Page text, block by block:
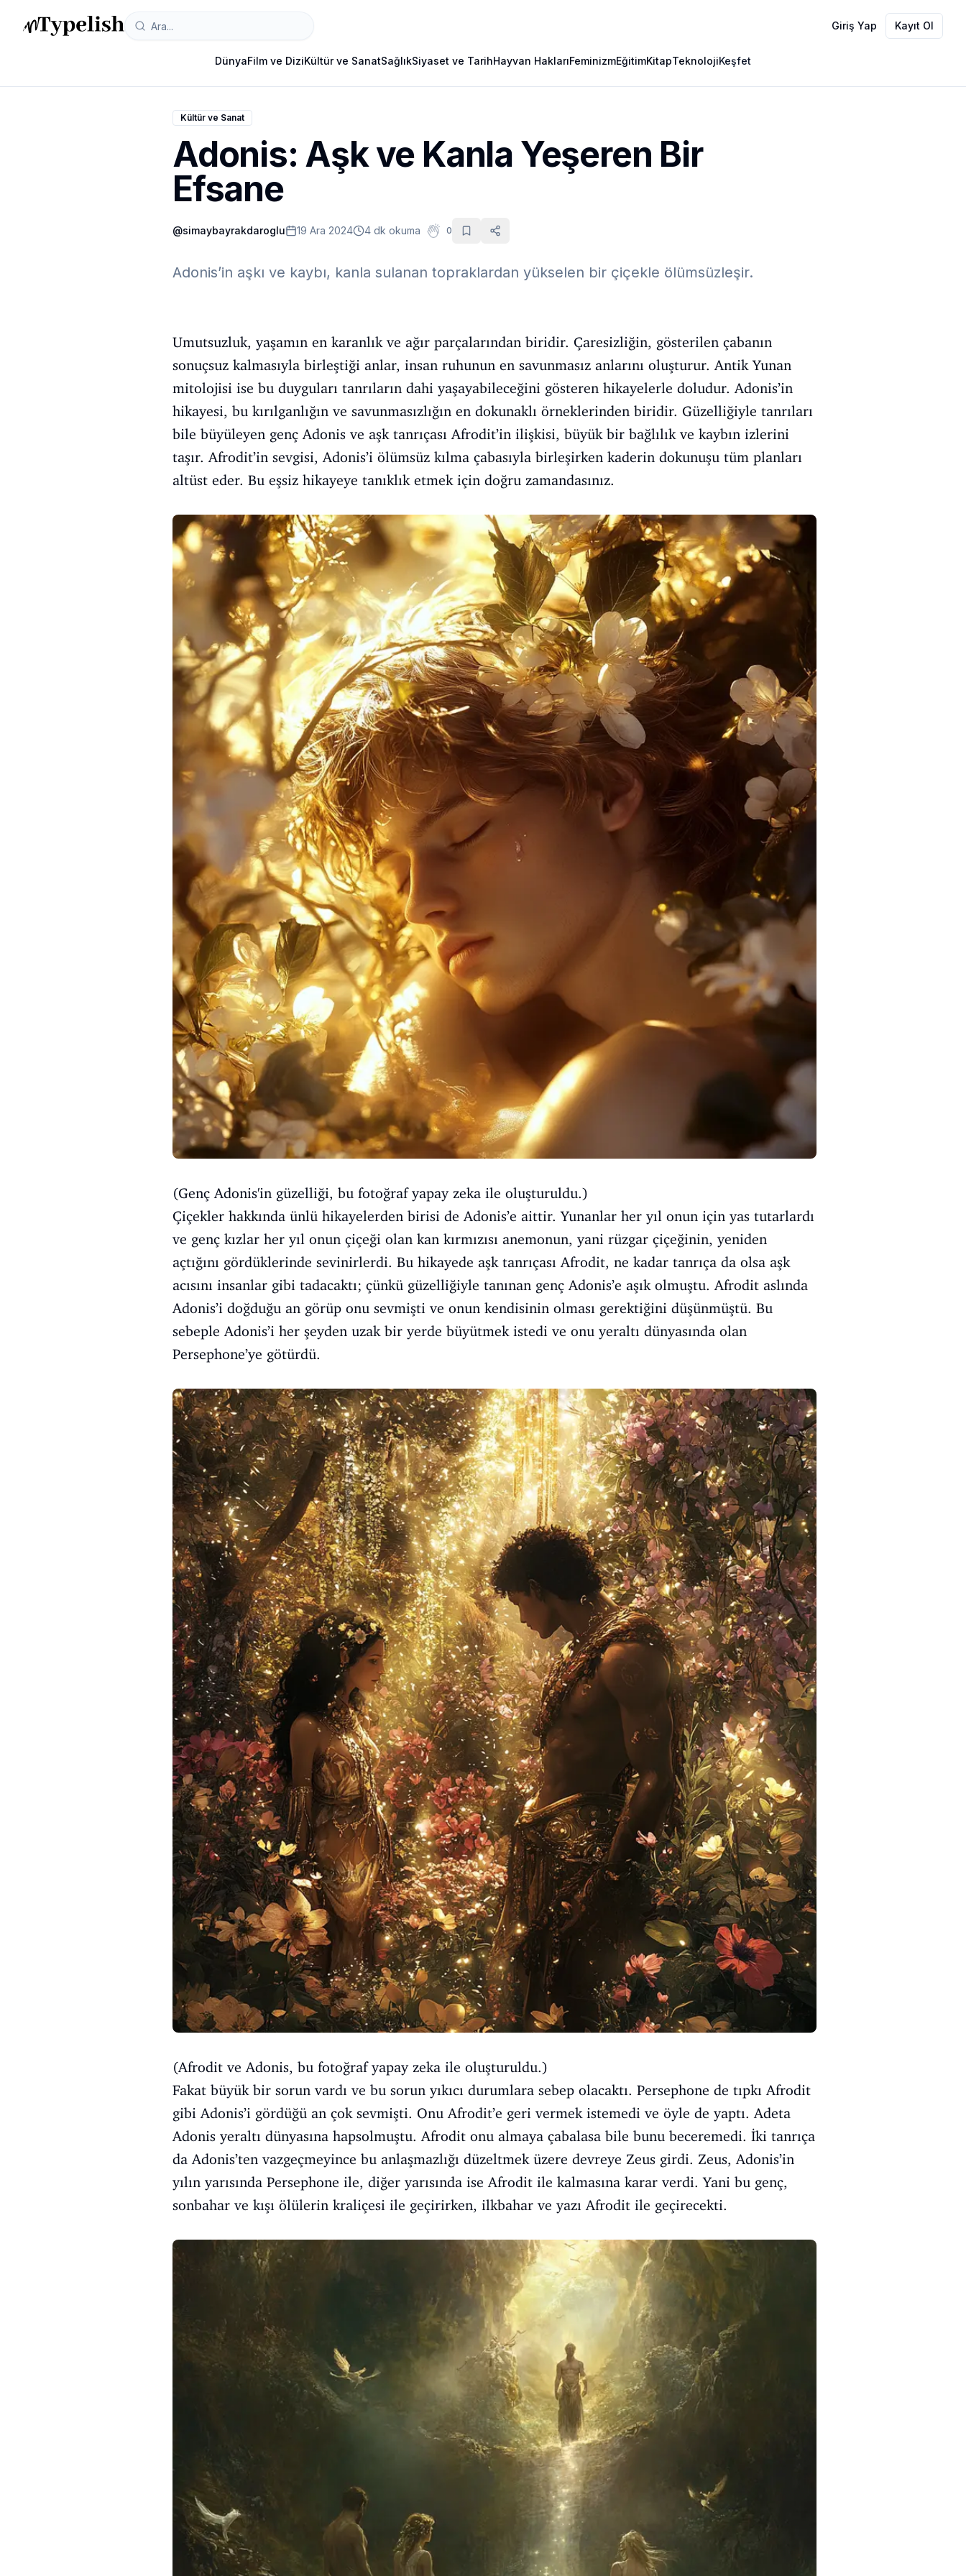
Giriş Yap Kayıt Ol
DünyaFilm ve DiziKültür ve SanatSağlıkSiyaset ve TarihHayvan HaklarıFeminizmEğitimKitapTeknolojiKeşfet
Kültür ve Sanat
Adonis: Aşk ve Kanla Yeşeren Bir
Efsane
@simaybayrakdaroglu 19 Ara 2024 4 dk okuma 0
Adonis’in aşkı ve kaybı, kanla sulanan topraklardan yükselen bir çiçekle ölümsüzleşir.
Umutsuzluk, yaşamın en karanlık ve ağır parçalarından biridir. Çaresizliğin, gösterilen çabanın
sonuçsuz kalmasıyla birleştiği anlar, insan ruhunun en savunmasız anlarını oluşturur. Antik Yunan
mitolojisi ise bu duyguları tanrıların dahi yaşayabileceğini gösteren hikayelerle doludur. Adonis’in
hikayesi, bu kırılganlığın ve savunmasızlığın en dokunaklı örneklerinden biridir. Güzelliğiyle tanrıları
bile büyüleyen genç Adonis ve aşk tanrıçası Afrodit’in ilişkisi, büyük bir bağlılık ve kaybın izlerini
taşır. Afrodit’in sevgisi, Adonis’i ölümsüz kılma çabasıyla birleşirken kaderin dokunuşu tüm planları
altüst eder. Bu eşsiz hikayeye tanıklık etmek için doğru zamandasınız.
(Genç Adonis'in güzelliği, bu fotoğraf yapay zeka ile oluşturuldu.)
Çiçekler hakkında ünlü hikayelerden birisi de Adonis’e aittir. Yunanlar her yıl onun için yas tutarlardı
ve genç kızlar her yıl onun çiçeği olan kan kırmızısı anemonun, yani rüzgar çiçeğinin, yeniden
açtığını gördüklerinde sevinirlerdi. Bu hikayede aşk tanrıçası Afrodit, ne kadar tanrıça da olsa aşk
acısını insanlar gibi tadacaktı; çünkü güzelliğiyle tanınan genç Adonis’e aşık olmuştu. Afrodit aslında
Adonis’i doğduğu an görüp onu sevmişti ve onun kendisinin olması gerektiğini düşünmüştü. Bu
sebeple Adonis’i her şeyden uzak bir yerde büyütmek istedi ve onu yeraltı dünyasında olan
Persephone’ye götürdü.
(Afrodit ve Adonis, bu fotoğraf yapay zeka ile oluşturuldu.)
Fakat büyük bir sorun vardı ve bu sorun yıkıcı durumlara sebep olacaktı. Persephone de tıpkı Afrodit
gibi Adonis’i gördüğü an çok sevmişti. Onu Afrodit’e geri vermek istemedi ve öyle de yaptı. Adeta
Adonis yeraltı dünyasına hapsolmuştu. Afrodit onu almaya çabalasa bile bunu beceremedi. İki tanrıça
da Adonis’ten vazgeçmeyince bu anlaşmazlığı düzeltmek üzere devreye Zeus girdi. Zeus, Adonis’in
yılın yarısında Persephone ile, diğer yarısında ise Afrodit ile kalmasına karar verdi. Yani bu genç,
sonbahar ve kışı ölülerin kraliçesi ile geçirirken, ilkbahar ve yazı Afrodit ile geçirecekti.